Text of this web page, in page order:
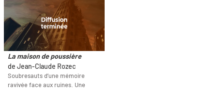
La maison de poussière
de Jean-Claude Rozec
Soubresauts d’une mémoire
ravivée face aux ruines. Une